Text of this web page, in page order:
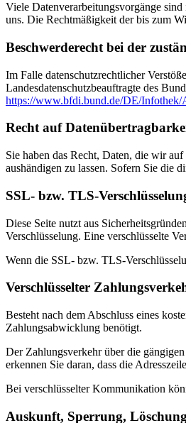
Viele Datenverarbeitungsvorgänge
uns. Die Rechtmäßigkeit der bis zum
Beschwerderecht bei der
Im Falle datenschutzrechtlicher
Landesdatenschutzbeauftragte des
https://www.bfdi.bund.de/DE/
Recht auf
Sie haben das Recht, Daten, die wir
aushändigen zu lassen. Sofern Sie die
SSL- bzw. TLS-
Diese Seite nutzt aus
Verschlüsselung. Eine verschlüsselte
Wenn die SSL- bzw. TLS-
Verschlüsselter
Besteht nach dem Abschluss eines
Zahlungsabwicklung benötigt.
Der Zahlungsverkehr über die
erkennen Sie daran, dass die
Bei verschlüsselter Kommunikation
Auskunft, Sperrung, Löschung